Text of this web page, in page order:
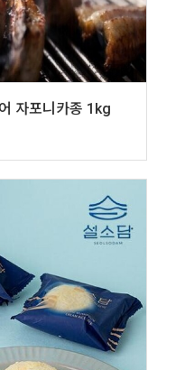
자포니카종 1kg